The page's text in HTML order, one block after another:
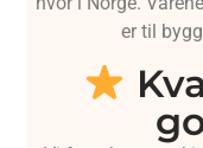
er til